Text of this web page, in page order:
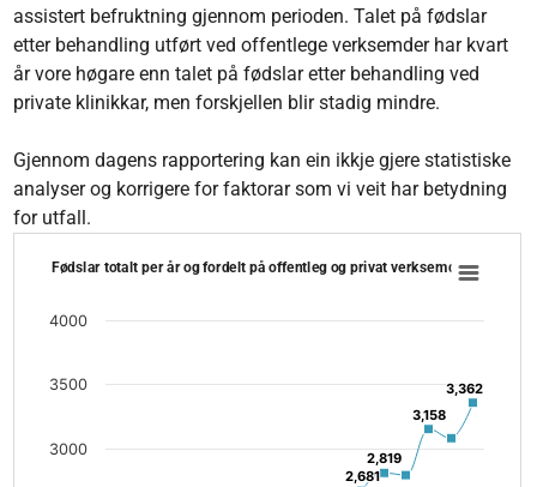
assistert befruktning gjennom perioden. Talet på fødslar
etter behandling utført ved offentlege verksemder har kvart
år vore høgare enn talet på fødslar etter behandling ved
private klinikkar, men forskjellen blir stadig mindre.
Gjennom dagens rapportering kan ein ikkje gjere statistiske
analyser og korrigere for faktorar som vi veit har betydning
for utfall.
Fødslar totalt per år og fordelt på offentleg og privat verksemd
The chart has 1 X axis displaying categories.
Fødslar totalt per år og fordelt på offentleg og privat verksemd
2,681
2,681
2,819
2,819
3,158
3,158
3,362
3,362
3000
3500
4000